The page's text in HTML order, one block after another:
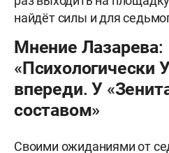
найдёт силы и для
Мнение Лазарева:
«Психологически
впереди. У
составом»
Своими ожиданиями от